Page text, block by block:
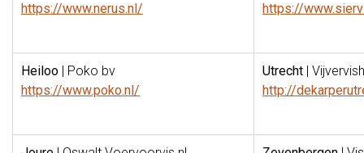
https://www.nerus.nl/
https://
Heiloo | Poko bv
https://www.poko.nl/
Utrecht |
http://